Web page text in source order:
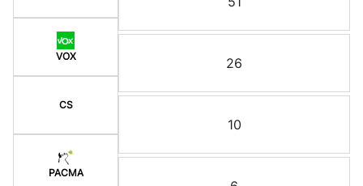
VOX
CS
PACMA
26
10